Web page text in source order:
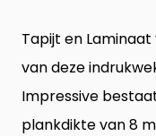
Tapijt en
van deze
Impressive
plankdikte van 8